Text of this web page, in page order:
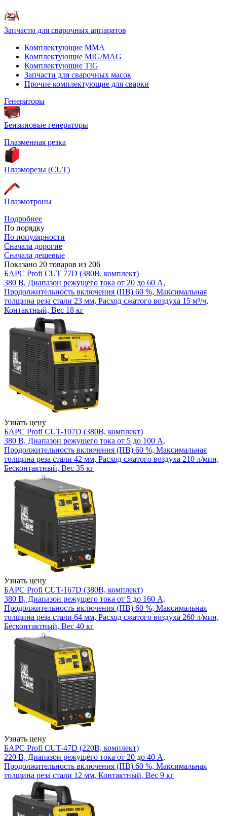
Запчасти для сварочных аппаратов
Комплектующие ММА
Комплектующие MIG/MAG
Комплектующие TIG
Запчасти для сварочных масок
Прочие комплектующие для сварки
Генераторы
Бензиновые генераторы
Плазменная резка
Плазморезы (CUT)
Плазмотроны
Подробнее
По порядку
По популярности
Сначала дорогие
Сначала дешевые
Показано 20 товаров из 206
БАРС Profi CUT 77D (380В, комплект)
380 В, Диапазон режущего тока от 20 до 60 А,
Продолжительность включения (ПВ) 60 %, Максимальная
толщина реза стали 23 мм, Расход сжатого воздуха 15 м³/ч,
Контактный, Вес 18 кг
Узнать цену
БАРС Profi CUT-107D (380В, комплект)
380 В, Диапазон режущего тока от 5 до 100 А,
Продолжительность включения (ПВ) 60 %, Максимальная
толщина реза стали 42 мм, Расход сжатого воздуха 210 л/мин,
Бесконтактный, Вес 35 кг
Узнать цену
БАРС Profi CUT-167D (380В, комплект)
380 В, Диапазон режущего тока от 5 до 160 А,
Продолжительность включения (ПВ) 60 %, Максимальная
толщина реза стали 64 мм, Расход сжатого воздуха 260 л/мин,
Бесконтактный, Вес 40 кг
Узнать цену
БАРС Profi CUT-47D (220В, комплект)
220 В, Диапазон режущего тока от 20 до 40 А,
Продолжительность включения (ПВ) 60 %, Максимальная
толщина реза стали 12 мм, Контактный, Вес 9 кг